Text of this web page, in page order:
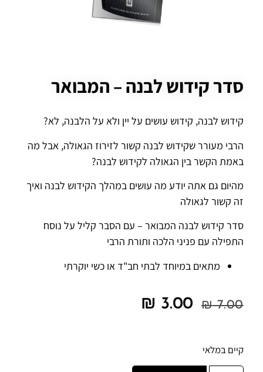
סדר קידוש לבנה – המבואר
קידוש לבנה, קידוש עושים על יין ולא על הלבנה, לא?
הרבי מעורר שקידוש לבנה קשור לזירוז הגאולה, אבל מה
באמת הקשר בין הגאולה לקידוש לבנה?
מהיום גם אתה יודע מה עושים במהלך הקידוש לבנה ואיך
זה קשור לגאולה
סדר קידוש לבנה המבואר – עם הסבר קליל על נוסח
התפילה עם פניני הלכה ותורת הרבי
מתאים במיוחד לבתי חב"ד או כשי יוקרתי
₪7.00
₪ 3.00
קיים במלאי